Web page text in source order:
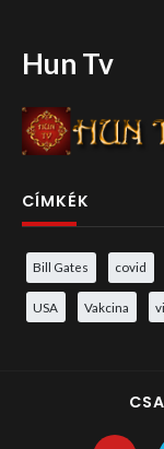
Hun Tv
CÍMKÉK
Bill Gates covid
USA Vakcina